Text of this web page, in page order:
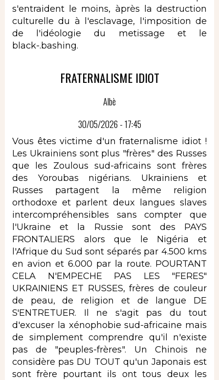
s'entraident le moins, àprès la destruction
culturelle du à l'esclavage, l'imposition de
de l'idéologie du metissage et le
black-.bashing.
FRATERNALISME IDIOT
Albè
30/05/2026 - 17:45
Vous êtes victime d'un fraternalisme idiot !
Les Ukrainiens sont plus "frères" des Russes
que les Zoulous sud-africains sont frères
des Yoroubas nigérians. Ukrainiens et
Russes partagent la même religion
orthodoxe et parlent deux langues slaves
intercompréhensibles sans compter que
l'Ukraine et la Russie sont des PAYS
FRONTALIERS alors que le Nigéria et
l'Afrique du Sud sont séparés par 4.500 kms
en avion et 6.000 par la route. POURTANT
CELA N'EMPECHE PAS LES "FERES"
UKRAINIENS ET RUSSES, frères de couleur
de peau, de religion et de langue DE
S'ENTRETUER. Il ne s'agit pas du tout
d'excuser la xénophobie sud-africaine mais
de simplement comprendre qu'il n'existe
pas de "peuples-frères". Un Chinois ne
considère pas DU TOUT qu'un Japonais est
sont frère pourtant ils ont tous deux les